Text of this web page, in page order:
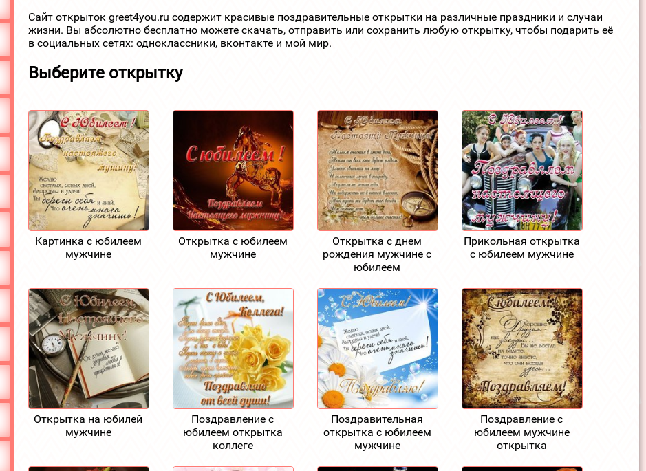
Сайт открыток greet4you.ru содержит красивые поздравительные открытки на различные праздники и случаи
жизни. Вы абсолютно бесплатно можете скачать, отправить или сохранить любую открытку, чтобы подарить её
в социальных сетях: одноклассники, вконтакте и мой мир.
Выберите открытку
Картинка с юбилеем
мужчине
Открытка с юбилеем
мужчине
Открытка с днем
рождения мужчине с
юбилеем
Прикольная открытка
с юбилеем мужчине
Открытка на юбилей
мужчине
Поздравление с
юбилеем открытка
коллеге
Поздравительная
открытка с юбилеем
мужчине
Поздравление с
юбилеем мужчине
открытка